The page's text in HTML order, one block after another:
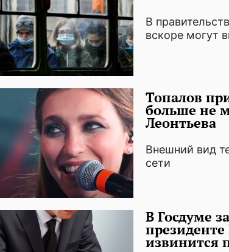
В
вскоре могут
Топалов
больше не
Леонтьева
Внешний вид
сети
В Госдуме
извинится